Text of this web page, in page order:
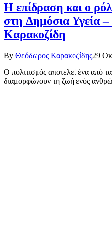
Η επίδραση και ο
στη Δημόσια Υγεία – Του Θοδωρή
Καρακοζίδη
By Θεόδωρος Καρακοζίδης29
Ο πολιτισμός αποτελεί ένα από
διαμορφώνουν τη ζωή ενός